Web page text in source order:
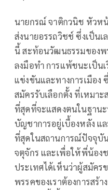
นายกรณ์ จาติกวนิช หัวห
ส่งนายอรรถวิชช์ ซึ่งเป็นเ
นี้ สะท้อนวัฒนธรรมของ
ลงมือทำ การแพ้ชนะเป็น
แข่งขันและทางการเมือง
สมัครรับเลือกตั้ง ที่เหมา
ที่สุดที่จะแสดงตนในฐาน
บัญชาการอยู่เบื้องหลัง แ
ที่สุดในสถานการณ์ปัจจุบั
จตุจักร และเพื่อให้พี่น้อง
ประเทศได้เห็นว่าผู้สมัคร
พรรคของเราต้องการสร้า